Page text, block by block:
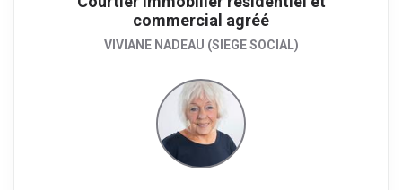
commercial agréé
VIVIANE NADEAU (SIEGE SOCIAL)